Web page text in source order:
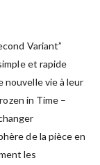
Variant”
et rapide
nouvelle vie à leur
in Time –
de la pièce en
les